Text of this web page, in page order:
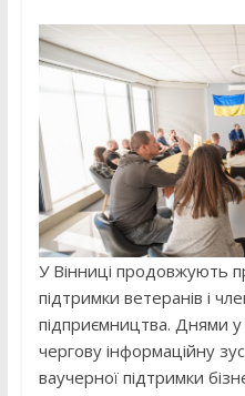
У Вінниці продовжують
підтримки ветеранів і
підприємництва. Днями у
чергову інформаційну
ваучерної підтримки